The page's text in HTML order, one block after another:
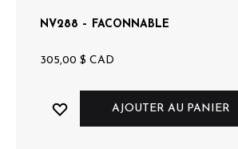
NV288 – FACONNABLE
305,00 $ CAD
AJOUTER AU PANIER